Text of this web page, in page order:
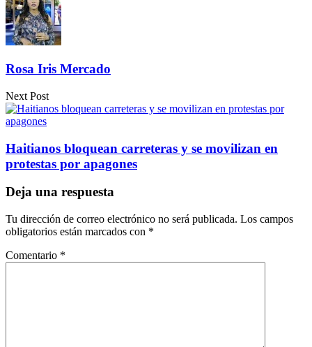
Rosa Iris Mercado
Next Post
Haitianos bloquean carreteras y se movilizan en
protestas por apagones
Deja una respuesta
Tu dirección de correo electrónico no será publicada. Los campos
obligatorios están marcados con *
Comentario *